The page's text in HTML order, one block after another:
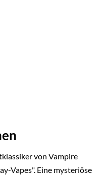
von Vampire
Vapes". Eine mysteriöse